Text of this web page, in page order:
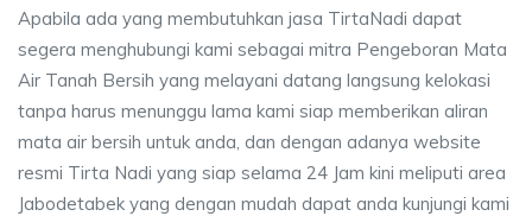
Apabila ada yang membutuhkan jasa TirtaNadi dapat
segera menghubungi kami sebagai mitra Pengeboran Mata
Air Tanah Bersih yang melayani datang langsung kelokasi
tanpa harus menunggu lama kami siap memberikan aliran
mata air bersih untuk anda, dan dengan adanya website
resmi Tirta Nadi yang siap selama 24 Jam kini meliputi area
Jabodetabek yang dengan mudah dapat anda kunjungi kami